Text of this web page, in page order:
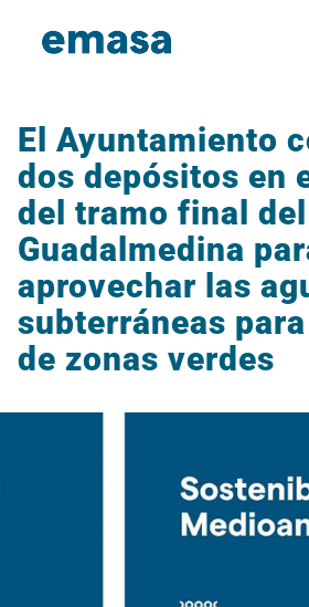
El Ayuntamiento
dos depósitos en
del tramo final del
Guadalmedina
aprovechar las
subterráneas
de zonas verdes